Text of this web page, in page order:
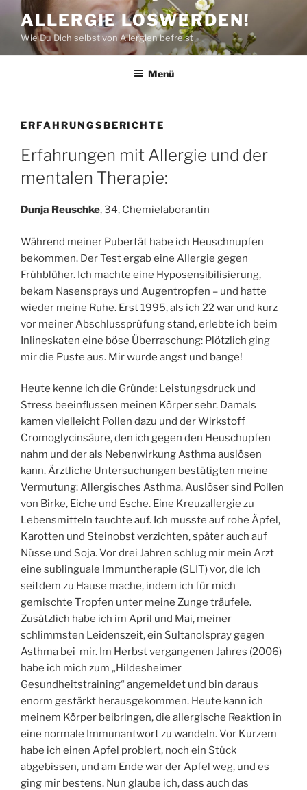
Inhalt
springen
ALLERGIE LOSWERDEN!
Wie Du Dich selbst von Allergien befreist
Menü
ERFAHRUNGSBERICHTE
Erfahrungen mit Allergie und der
mentalen Therapie:
Dunja Reuschke, 34, Chemielaborantin
Während meiner Pubertät habe ich Heuschnupfen
bekommen. Der Test ergab eine Allergie gegen
Frühblüher. Ich machte eine Hyposensibilisierung,
bekam Nasensprays und Augentropfen – und hatte
wieder meine Ruhe. Erst 1995, als ich 22 war und kurz
vor meiner Abschlussprüfung stand, erlebte ich beim
Inlineskaten eine böse Überraschung: Plötzlich ging
mir die Puste aus. Mir wurde angst und bange!
Heute kenne ich die Gründe: Leistungsdruck und
Stress beeinflussen meinen Körper sehr. Damals
kamen vielleicht Pollen dazu und der Wirkstoff
Cromoglycinsäure, den ich gegen den Heuschupfen
nahm und der als Nebenwirkung Asthma auslösen
kann. Ärztliche Untersuchungen bestätigten meine
Vermutung: Allergisches Asthma. Auslöser sind Pollen
von Birke, Eiche und Esche. Eine Kreuzallergie zu
Lebensmitteln tauchte auf. Ich musste auf rohe Äpfel,
Karotten und Steinobst verzichten, später auch auf
Nüsse und Soja. Vor drei Jahren schlug mir mein Arzt
eine sublinguale Immuntherapie (SLIT) vor, die ich
seitdem zu Hause mache, indem ich für mich
gemischte Tropfen unter meine Zunge träufele.
Zusätzlich habe ich im April und Mai, meiner
schlimmsten Leidenszeit, ein Sultanolspray gegen
Asthma bei mir. Im Herbst vergangenen Jahres (2006)
habe ich mich zum „Hildesheimer
Gesundheitstraining“ angemeldet und bin daraus
enorm gestärkt herausgekommen. Heute kann ich
meinem Körper beibringen, die allergische Reaktion in
eine normale Immunantwort zu wandeln. Vor Kurzem
habe ich einen Apfel probiert, noch ein Stück
abgebissen, und am Ende war der Apfel weg, und es
ging mir bestens. Nun glaube ich, dass auch das